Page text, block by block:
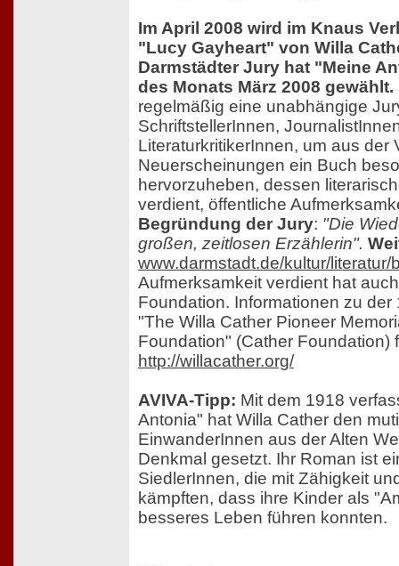
Im April 2008 wird im Knaus
"Lucy Gayheart" von Willa
Darmstädter Jury hat "Meine
des Monats März 2008 gewählt.
regelmäßig eine unabhängige
SchriftstellerInnen,
LiteraturkritikerInnen, um aus der
Neuerscheinungen ein Buch
hervorzuheben, dessen
verdient, öffentliche
Begründung der Jury: "Die
großen, zeitlosen Erzählerin".
www.darmstadt.de/kultur/literatur/
Aufmerksamkeit verdient hat
Foundation. Informationen zu
"The Willa Cather Pioneer
Foundation" (Cather Foundation)
http://willacather.org/
AVIVA-Tipp: Mit dem 1918
Antonia" hat Willa Cather den
EinwanderInnen aus der Alten
Denkmal gesetzt. Ihr Roman ist
SiedlerInnen, die mit Zähigkeit
kämpften, dass ihre Kinder als
besseres Leben führen konnten.